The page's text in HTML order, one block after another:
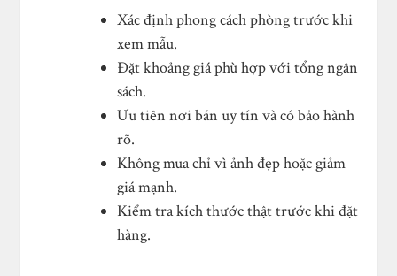
Xác định phong cách phòng trước khi
xem mẫu.
Đặt khoảng giá phù hợp với tổng ngân
sách.
Ưu tiên nơi bán uy tín và có bảo hành
rõ.
Không mua chỉ vì ảnh đẹp hoặc giảm
giá mạnh.
Kiểm tra kích thước thật trước khi đặt
hàng.